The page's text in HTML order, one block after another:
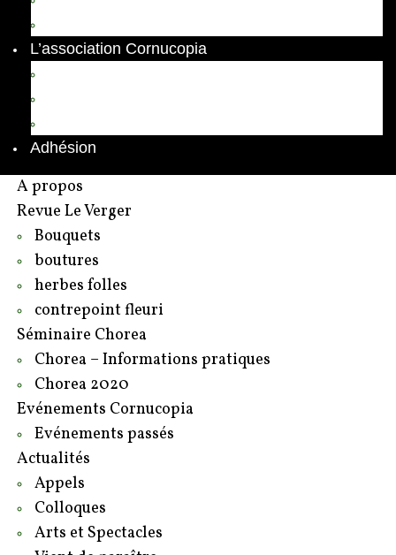
L’association Cornucopia
Adhésion
A propos
Revue Le Verger
Bouquets
boutures
herbes folles
contrepoint fleuri
Séminaire Chorea
Chorea – Informations pratiques
Chorea 2020
Evénements Cornucopia
Evénements passés
Actualités
Appels
Colloques
Arts et Spectacles